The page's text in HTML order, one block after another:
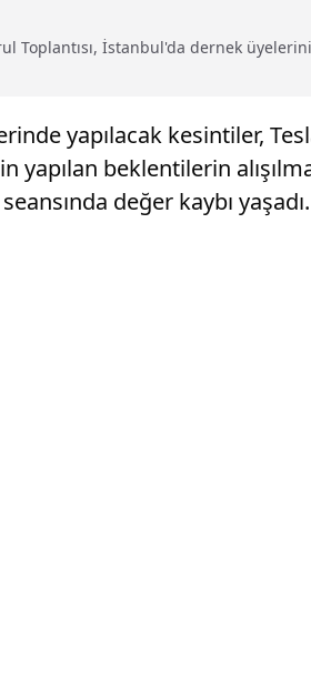
Toplantısı, İstanbul'da dernek
yapılacak kesintiler,
beklentilerin
değer kaybı yaşadı.